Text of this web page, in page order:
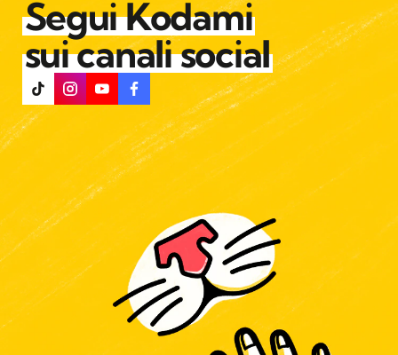
Segui Kodami
sui canali social